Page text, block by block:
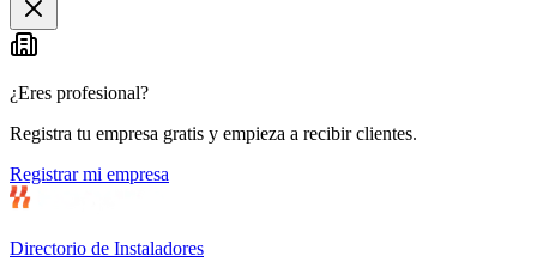
¿Eres profesional?
Registra tu empresa gratis y empieza a recibir clientes.
Registrar mi empresa
Directorio de Instaladores